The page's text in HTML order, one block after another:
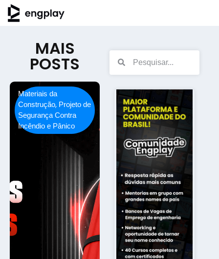
MAIS
POSTS
Materiais da
Construção, Projeto de
Segurança Contra
Incêndio e Pânico